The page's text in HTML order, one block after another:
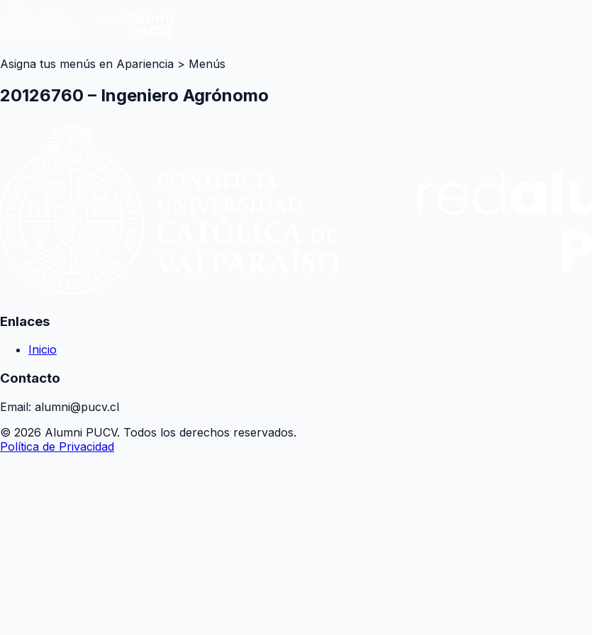
Asigna tus menús en Apariencia > Menús
20126760 – Ingeniero Agrónomo
Enlaces
Inicio
Contacto
Email: alumni@pucv.cl
© 2026 Alumni PUCV. Todos los derechos reservados.
Política de Privacidad